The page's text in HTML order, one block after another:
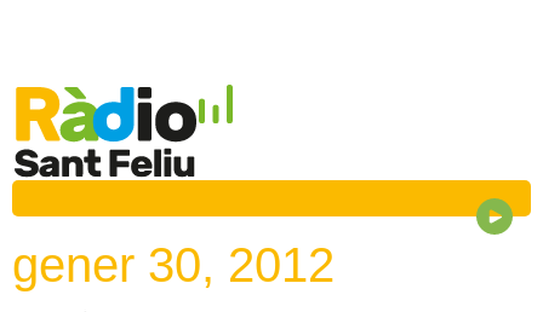
gener 30, 2012